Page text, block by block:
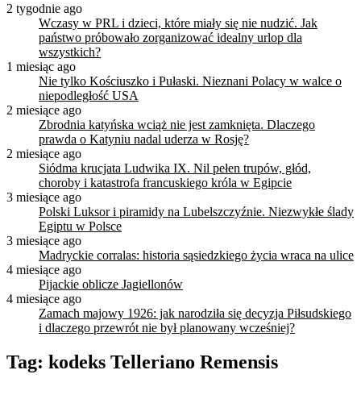
2 tygodnie ago
Wczasy w PRL i dzieci, które miały się nie nudzić. Jak
państwo próbowało zorganizować idealny urlop dla
wszystkich?
1 miesiąc ago
Nie tylko Kościuszko i Pułaski. Nieznani Polacy w walce o
niepodległość USA
2 miesiące ago
Zbrodnia katyńska wciąż nie jest zamknięta. Dlaczego
prawda o Katyniu nadal uderza w Rosję?
2 miesiące ago
Siódma krucjata Ludwika IX. Nil pełen trupów, głód,
choroby i katastrofa francuskiego króla w Egipcie
3 miesiące ago
Polski Luksor i piramidy na Lubelszczyźnie. Niezwykłe ślady
Egiptu w Polsce
3 miesiące ago
Madryckie corralas: historia sąsiedzkiego życia wraca na ulice
4 miesiące ago
Pijackie oblicze Jagiellonów
4 miesiące ago
Zamach majowy 1926: jak narodziła się decyzja Piłsudskiego
i dlaczego przewrót nie był planowany wcześniej?
Tag: kodeks Telleriano Remensis